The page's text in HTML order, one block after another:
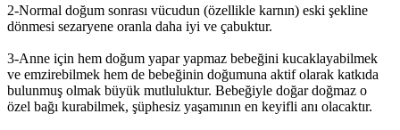
2-Normal doğum sonrası vücudun (özellikle karnın) eski şekline
dönmesi sezaryene oranla daha iyi ve çabuktur.
3-Anne için hem doğum yapar yapmaz bebeğini kucaklayabilmek
ve emzirebilmek hem de bebeğinin doğumuna aktif olarak katkıda
bulunmuş olmak büyük mutluluktur. Bebeğiyle doğar doğmaz o
özel bağı kurabilmek, şüphesiz yaşamının en keyifli anı olacaktır.